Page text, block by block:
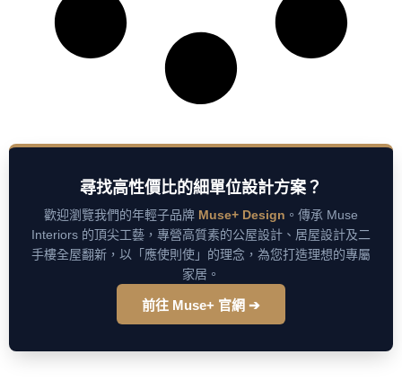
尋找高性價比的細單位設計方案？
歡迎瀏覽我們的年輕子品牌 Muse+ Design 。傳承 Muse
Interiors 的頂尖工藝，專營高質素的公屋設計、居屋設計及二
手樓全屋翻新，以「應使則使」的理念，為您打造理想的專屬
家居。
前往 Muse+ 官網 ➔